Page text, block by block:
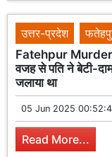
उत्तर-प्रदेश
Fatehpur Murder
वजह से पति ने बेटी-
जलाया था
05 Jun 2025
Read More...